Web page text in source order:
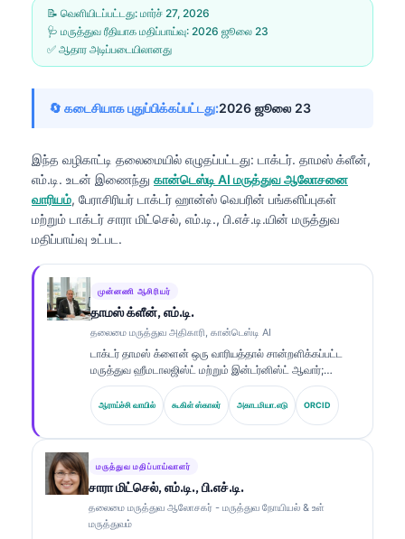
📝 வெளியிடப்பட்டது: மார்ச் 27, 2026
🩺 மருத்துவ ரீதியாக மதிப்பாய்வு: 2026 ஜூலை 23
✅ ஆதார அடிப்படையிலானது
🔄 கடைசியாக புதுப்பிக்கப்பட்டது:2026 ஜூலை 23
இந்த வழிகாட்டி தலைமையில் எழுதப்பட்டது: டாக்டர். தாமஸ் க்ளீன்,
எம்.டி. உடன் இணைந்து கான்டெஸ்டி AI மருத்துவ ஆலோசனை
வாரியம், பேராசிரியர் டாக்டர் ஹான்ஸ் வெபரின் பங்களிப்புகள்
மற்றும் டாக்டர் சாரா மிட்செல், எம்.டி., பி.எச்.டி.யின் மருத்துவ
மதிப்பாய்வு உட்பட.
முன்னணி ஆசிரியர்
தாமஸ் க்ளீன், எம்.டி.
தலைமை மருத்துவ அதிகாரி, கான்டெஸ்டி AI
டாக்டர் தாமஸ் க்ளைன் ஒரு வாரியத்தால் சான்றளிக்கப்பட்ட
மருத்துவ ஹீமடாலஜிஸ்ட் மற்றும் இன்டர்னிஸ்ட் ஆவார்;
ஆய்வக மருத்துவம் மற்றும் AI உதவியுடன் மருத்துவ
பகுப்பாய்வு துறைகளில் 15 ஆண்டுகளுக்கும் மேலான
அனுபவம் கொண்டவர். Kantesti AI நிறுவனத்தின் தலைமை
வழங்குகிறார். உயிர்மார்க்கர் விளக்கம் மற்றும் ஆய்வக
நோயறிதல் தொடர்பான ஆய்வுகளை டாக்டர் க்ளைன் ஆய்வக
மருத்துவம் சார்ந்த தலைப்புகளில் விரிவாக வெளியிட்டுள்ளார்.
ஆராய்ச்சி வாயில் கூகிள் ஸ்காலர் அகாடமியா.எடு ORCID
மருத்துவ மதிப்பாய்வாளர்
சாரா மிட்செல், எம்.டி., பி.எச்.டி.
தலைமை மருத்துவ ஆலோசகர் - மருத்துவ நோயியல் & உள்
மருத்துவம்